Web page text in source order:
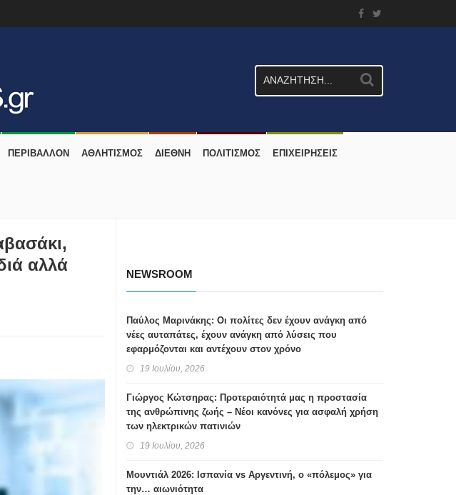
ΠΕΡΙΒΑΛΛΟΝ ΑΘΛΗΤΙΣΜΟΣ ΔΙΕΘΝΗ ΠΟΛΙΤΙΣΜΟΣ ΕΠΙΧΕΙΡΗΣΕΙΣ
αλλά
NEWSROOM
Παύλος Μαρινάκης: Οι πολίτες δεν έχουν ανάγκη από
νέες αυταπάτες, έχουν ανάγκη από λύσεις που
εφαρμόζονται και αντέχουν στον χρόνο
19 Ιουλίου, 2026
Γιώργος Κώτσηρας: Προτεραιότητά μας η προστασία
της ανθρώπινης ζωής – Νέοι κανόνες για ασφαλή χρήση
των ηλεκτρικών πατινιών
19 Ιουλίου, 2026
Μουντιάλ 2026: Ισπανία vs Αργεντινή, ο «πόλεμος» για
την… αιωνιότητα